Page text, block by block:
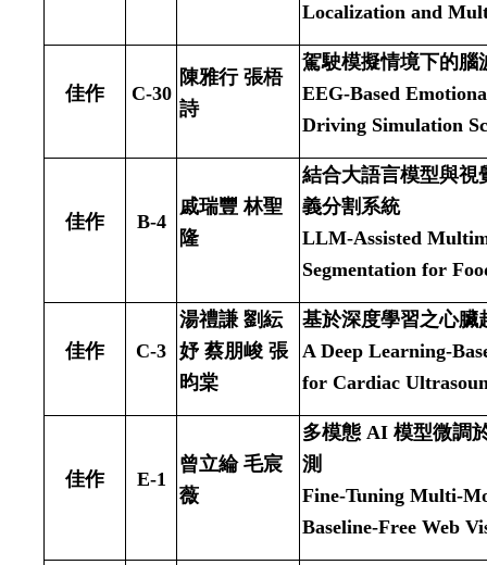
Localization and
佳作 C-30
陳雅行 張梧
詩
駕駛模擬情境下的腦
EEG-Based
Driving Simulation
佳作 B-4
戚瑞豐 林聖
隆
結合大語言模型與視
義分割系統
LLM-Assisted
Segmentation for
佳作 C-3
湯禮謙 劉紜
妤 蔡朋峻 張
昀棠
基於深度學習之心臟
A Deep Learning-
for Cardiac
佳作 E-1
曾立綸 毛宸
薇
多模態AI 模型微調
測
Fine-Tuning Multi-
Baseline-Free Web